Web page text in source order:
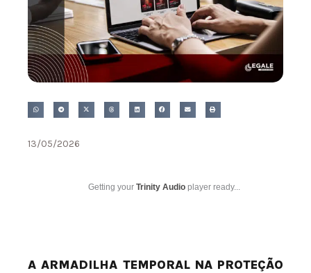
13/05/2026
Getting your Trinity Audio player ready...
A ARMADILHA TEMPORAL NA PROTEÇÃO